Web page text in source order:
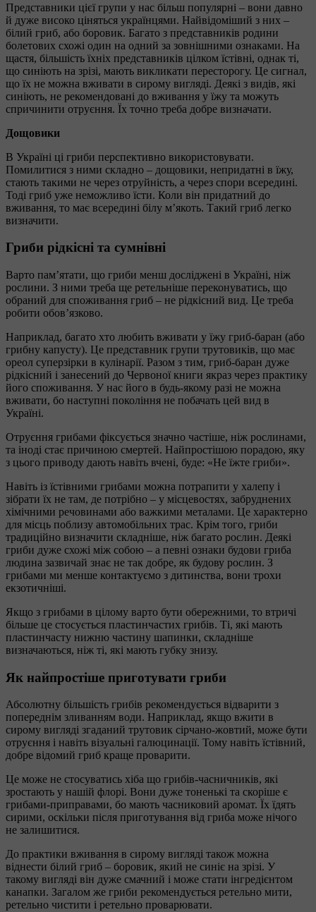
Представники цієї групи у нас більш популярні – вони давно
й дуже високо ціняться українцями. Найвідоміший з них –
білий гриб, або боровик. Багато з представників родини
болетових схожі один на одний за зовнішними ознаками. На
щастя, більшість їхніх представників цілком їстівні, однак ті,
що синіють на зрізі, мають викликати пересторогу. Це сигнал,
що їх не можна вживати в сирому вигляді. Деякі з видів, які
синіють, не рекомендовані до вживання у їжу та можуть
спричинити отруєння. Їх точно треба добре визначати.
Дощовики
В Україні ці гриби перспективно використовувати.
Помилитися з ними складно – дощовики, непридатні в їжу,
стають такими не через отруйність, а через спори всередині.
Тоді гриб уже неможливо їсти. Коли він придатний до
вживання, то має всередині білу м’якоть. Такий гриб легко
визначити.
Гриби рідкісні та сумнівні
Варто пам’ятати, що гриби менш досліджені в Україні, ніж
рослини. З ними треба ще ретельніше переконуватись, що
обраний для споживання гриб – не рідкісний вид. Це треба
робити обов’язково.
Наприклад, багато хто любить вживати у їжу гриб-баран (або
грибну капусту). Це представник групи трутовиків, що має
ореол суперзірки в кулінарії. Разом з тим, гриб-баран дуже
рідкісний і занесений до Червоної книги якраз через практику
його споживання. У нас його в будь-якому разі не можна
вживати, бо наступні покоління не побачать цей вид в
Україні.
Отруєння грибами фіксується значно частіше, ніж рослинами,
та іноді стає причиною смертей. Найпростішою порадою, яку
з цього приводу дають навіть вчені, буде: «Не їжте гриби».
Навіть із їстівними грибами можна потрапити у халепу і
зібрати їх не там, де потрібно – у місцевостях, забруднених
хімічними речовинами або важкими металами. Це характерно
для місць поблизу автомобільних трас. Крім того, гриби
традиційно визначити складніше, ніж багато рослин. Деякі
гриби дуже схожі між собою – а певні ознаки будови гриба
людина зазвичай знає не так добре, як будову рослин. З
грибами ми менше контактуємо з дитинства, вони трохи
екзотичніші.
Якщо з грибами в цілому варто бути обережними, то втричі
більше це стосується пластинчастих грибів. Ті, які мають
пластинчасту нижню частину шапинки, складніше
визначаються, ніж ті, які мають губку знизу.
Як найпростіше приготувати гриби
Абсолютну більшість грибів рекомендується відварити з
попереднім зливанням води. Наприклад, якщо вжити в
сирому вигляді згаданий трутовик сірчано-жовтий, може бути
отруєння і навіть візуальні галюцинації. Тому навіть їстівний,
добре відомий гриб краще проварити.
Це може не стосуватись хіба що грибів-часничників, які
зростають у нашій флорі. Вони дуже тоненькі та скоріше є
грибами-приправами, бо мають часниковий аромат. Їх їдять
сирими, оскільки після приготування від гриба може нічого
не залишитися.
До практики вживання в сирому вигляді також можна
віднести білий гриб – боровик, який не синіє на зрізі. У
такому вигляді він дуже смачний і може стати інгредієнтом
канапки. Загалом же гриби рекомендується ретельно мити,
ретельно чистити і ретельно проварювати.